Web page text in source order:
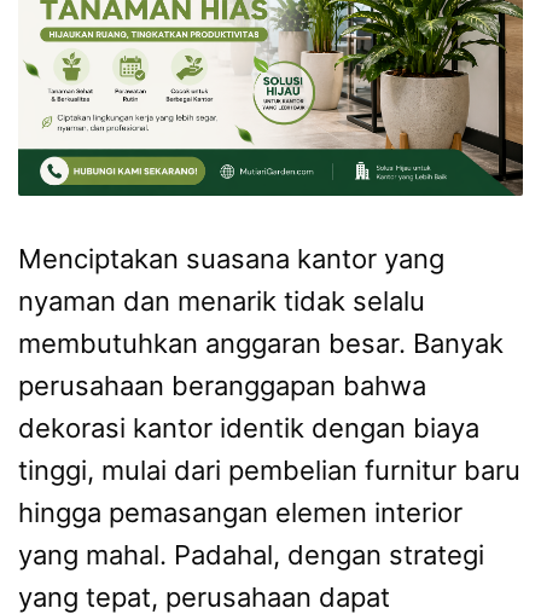
Menciptakan suasana kantor yang
nyaman dan menarik tidak selalu
membutuhkan anggaran besar. Banyak
perusahaan beranggapan bahwa
dekorasi kantor identik dengan biaya
tinggi, mulai dari pembelian furnitur baru
hingga pemasangan elemen interior
yang mahal. Padahal, dengan strategi
yang tepat, perusahaan dapat